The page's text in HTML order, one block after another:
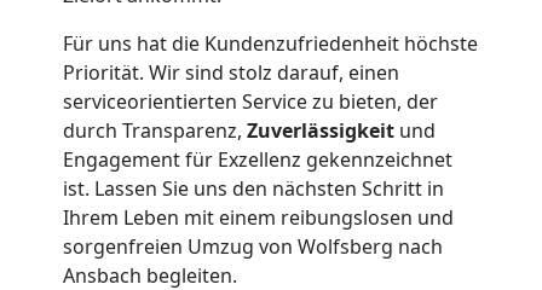
Für uns hat die Kundenzufriedenheit höchste
Priorität. Wir sind stolz darauf, einen
serviceorientierten Service zu bieten, der
durch Transparenz, Zuverlässigkeit und
Engagement für Exzellenz gekennzeichnet
ist. Lassen Sie uns den nächsten Schritt in
Ihrem Leben mit einem reibungslosen und
sorgenfreien Umzug von Wolfsberg nach
Ansbach begleiten.
Beiladung
Wolfsberg
Mini
Umzug